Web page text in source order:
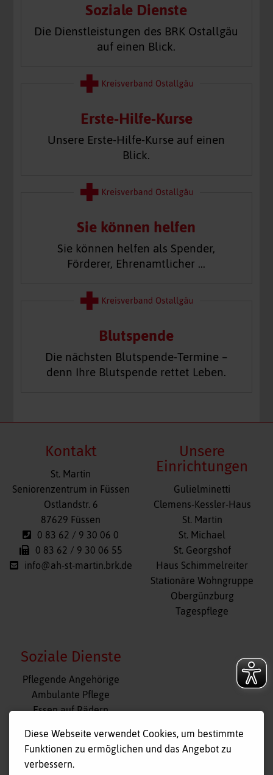
Soziale Dienste
Die Dienstleistungen des BRK Ostallgäu
auf einen Blick.
Erste-Hilfe-Kurse
Unsere Erste-Hilfe-Kurse auf einen
Blick.
Sie können helfen
Sie können helfen als Spender,
Förderer, Ehrenamtlicher …
Blutspende
Die nächsten Blutspende-Termine –
denn Ihre Blutspende rettet Leben.
Kontakt
St. Martin
Seniorenzentrum in Füssen
Ostlandstr. 6
87629 Füssen
0 83 62 / 9 30 06 0
0 83 62 / 9 30 06 55
info@ah-st-martin.brk.de
Unsere
Einrichtungen
Navigation
überspringen
Gulielminetti
Clemens-Kessler-Haus
St. Martin
St. Michael
St. Georgshof
Haus Schimmelreiter
Stationäre Wohngruppe
Obergünzburg
Tagespflege
Soziale Dienste
Navigation
überspringen
Pflegende Angehörige
Ambulante Pflege
Essen auf Rädern
Tagespflege
Hausnotruf
Diese Webseite verwendet Cookies, um bestimmte
Funktionen zu ermöglichen und das Angebot zu
verbessern.